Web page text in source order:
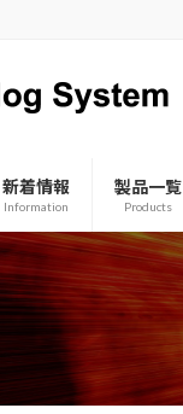
新着情報
Information
製品一覧
Products